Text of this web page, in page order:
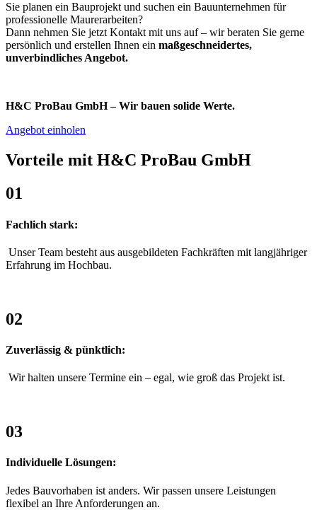
Sie planen ein Bauprojekt und suchen ein Bauunternehmen für
professionelle Maurerarbeiten?
Dann nehmen Sie jetzt Kontakt mit uns auf – wir beraten Sie gerne
persönlich und erstellen Ihnen ein maßgeschneidertes,
unverbindliches Angebot.
H&C ProBau GmbH – Wir bauen solide Werte.
Angebot einholen
Vorteile mit H&C ProBau GmbH
01
Fachlich stark:
Unser Team besteht aus ausgebildeten Fachkräften mit langjähriger
Erfahrung im Hochbau.
02
Zuverlässig & pünktlich:
Wir halten unsere Termine ein – egal, wie groß das Projekt ist.
03
Individuelle Lösungen:
Jedes Bauvorhaben ist anders. Wir passen unsere Leistungen
flexibel an Ihre Anforderungen an.